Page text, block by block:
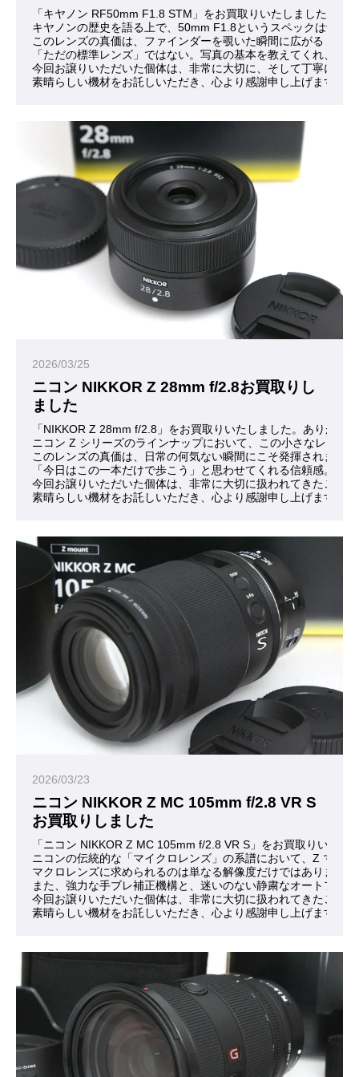
「キヤノン RF50mm F1.8 STM」をお買取りいたしました。
キヤノンの歴史を語る上で、50mm F1.8というスペックは切っ
このレンズの真価は、ファインダーを覗いた瞬間に広がる「肉
「ただの標準レンズ」ではない。写真の基本を教えてくれ、
今回お譲りいただいた個体は、非常に大切に、そして丁寧に扱
素晴らしい機材をお託しいただき、心より感謝申し上げます。
2026/03/25
ニコン NIKKOR Z 28mm f/2.8お買取りし
ました
「NIKKOR Z 28mm f/2.8」をお買取りいたしました。ありがと
ニコン Z シリーズのラインナップにおいて、この小さなレンズ
このレンズの真価は、日常の何気ない瞬間にこそ発揮されます
「今日はこの一本だけで歩こう」と思わせてくれる信頼感。
今回お譲りいただいた個体は、非常に大切に扱われてきたこと
素晴らしい機材をお託しいただき、心より感謝申し上げます。
2026/03/23
ニコン NIKKOR Z MC 105mm f/2.8 VR S
お買取りしました
「ニコン NIKKOR Z MC 105mm f/2.8 VR S」をお買取りいたし
ニコンの伝統的な「マイクロレンズ」の系譜において、Z マウ
マクロレンズに求められるのは単なる解像度だけではありませ
また、強力な手ブレ補正機構と、迷いのない静粛なオートフォ
今回お譲りいただいた個体は、非常に大切に扱われてきたこと
素晴らしい機材をお託しいただき、心より感謝申し上げます。